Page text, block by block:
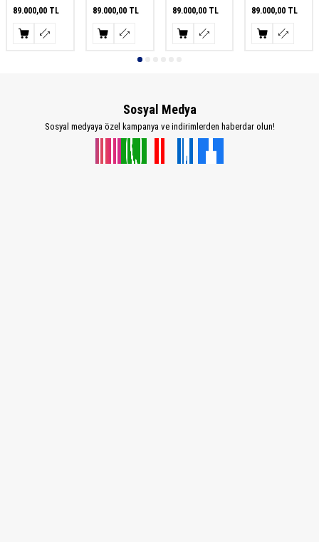
89.000,00 TL 89.000,00TL 89.000,00TL 89.000,00 TL
Sosyal Medya
Sosyal medyaya özel kampanya ve indirimlerden haberdar olun!